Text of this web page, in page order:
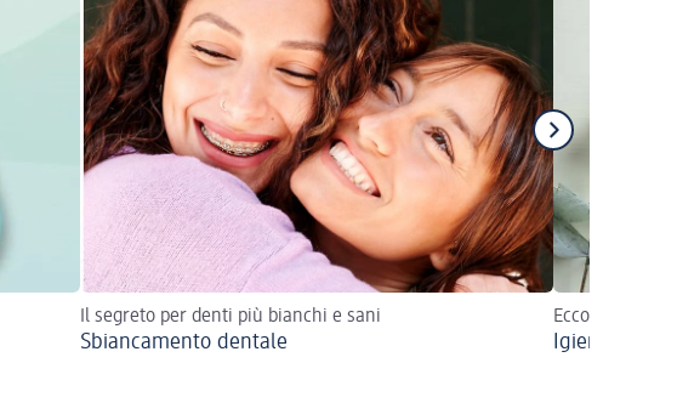
Il segreto per denti più bianchi e sani
Sbiancamento dentale
Ecco qui i
Igiene orale